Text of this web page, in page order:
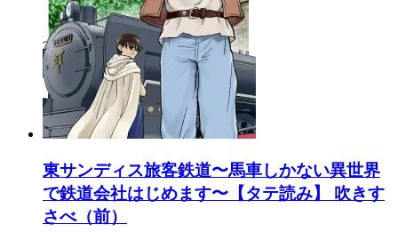
東サンディス旅客鉄道〜馬車しかない異世界
で鉄道会社はじめます〜【タテ読み】 吹きす
さべ（前）